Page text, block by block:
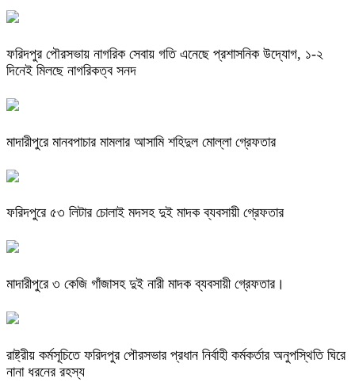
ফরিদপুর পৌরসভায় নাগরিক সেবায় গতি এনেছে প্রশাসনিক উদ্যোগ, ১-২
দিনেই মিলছে নাগরিকত্ব সনদ
মাদারীপুরে মানবপাচার মামলার আসামি শহিদুল মোল্লা গ্রেফতার
ফরিদপুরে ৫৩ লিটার চোলাই মদসহ দুই মাদক ব্যবসায়ী গ্রেফতার
মাদারীপুরে ৩ কেজি গাঁজাসহ দুই নারী মাদক ব্যবসায়ী গ্রেফতার।
রাষ্ট্রীয় কর্মসূচিতে ফরিদপুর পৌরসভার প্রধান নির্বাহী কর্মকর্তার অনুপস্থিতি ঘিরে
নানা ধরনের রহস্য